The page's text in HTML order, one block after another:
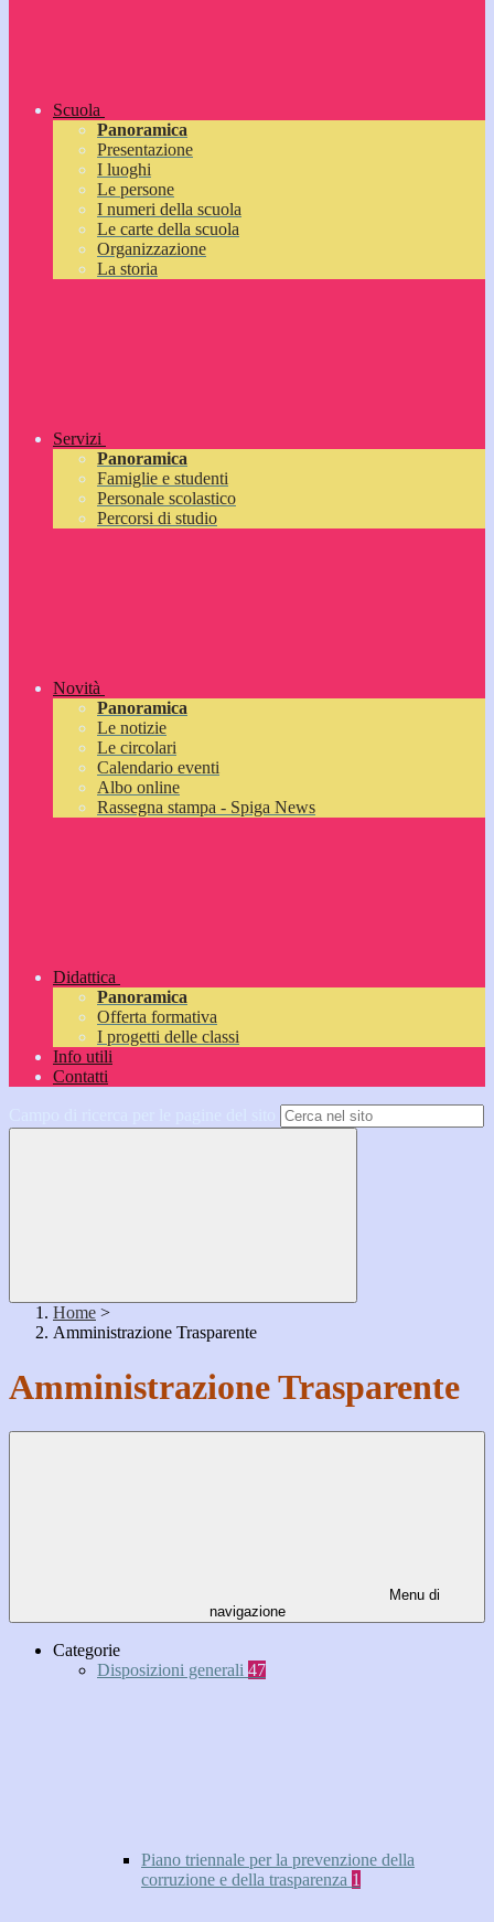
Scuola
Panoramica
Presentazione
I luoghi
Le persone
I numeri della scuola
Le carte della scuola
Organizzazione
La storia
Servizi
Panoramica
Famiglie e studenti
Personale scolastico
Percorsi di studio
Novità
Panoramica
Le notizie
Le circolari
Calendario eventi
Albo online
Rassegna stampa - Spiga News
Didattica
Panoramica
Offerta formativa
I progetti delle classi
Info utili
Contatti
Home >
Amministrazione Trasparente
Amministrazione Trasparente
Menu di
navigazione
Categorie
Disposizioni generali 47
Piano triennale per la prevenzione della
corruzione e della trasparenza 1